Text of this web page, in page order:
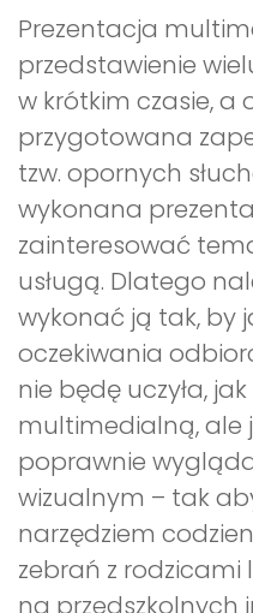
Prezentacja
przedstawienie
w krótkim czasie, a
przygotowana
tzw. opornych
wykonana
zainteresować
usługą. Dlatego
wykonać ją tak, by
oczekiwania
nie będę uczyła,
multimedialną, ale
poprawnie
wizualnym – tak
narzędziem
zebrań z
na przedszkolnych